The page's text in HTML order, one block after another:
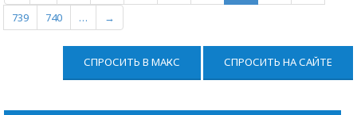
739
740 … →
СПРОСИТЬ В МАКС СПРОСИТЬ НА САЙТЕ